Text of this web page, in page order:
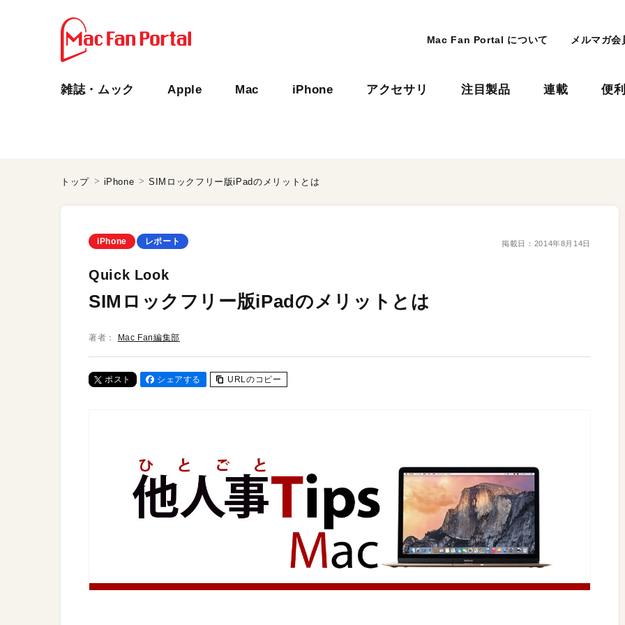
Mac Fan Portal について メルマガ会
雑誌・ムック Apple Mac iPhone アクセサリ 注目製品 連載 便
トップ iPhone SIMロックフリー版iPadのメリットとは
iPhone レポート 掲載日： 2014年8月14日
Quick Look
SIMロックフリー版iPadのメリットとは
著者： Mac Fan編集部
ポスト シェアする URLのコピー